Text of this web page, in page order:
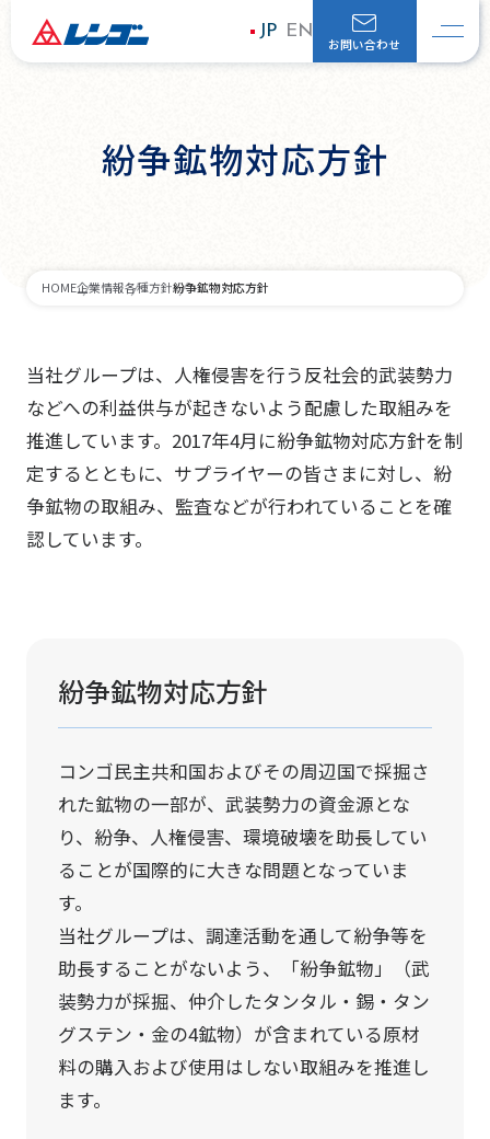
JP EN
お問い合わせ
紛争鉱物対応方針
HOME企業情報各種方針紛争鉱物対応方針
当社グループは、人権侵害を行う反社会的武装勢力
などへの利益供与が起きないよう配慮した取組みを
推進しています。2017年4月に紛争鉱物対応方針を制
定するとともに、サプライヤーの皆さまに対し、紛
争鉱物の取組み、監査などが行われていることを確
認しています。
紛争鉱物対応方針
コンゴ民主共和国およびその周辺国で採掘さ
れた鉱物の一部が、武装勢力の資金源とな
り、紛争、人権侵害、環境破壊を助長してい
ることが国際的に大きな問題となっていま
す。
当社グループは、調達活動を通して紛争等を
助長することがないよう、「紛争鉱物」（武
装勢力が採掘、仲介したタンタル・錫・タン
グステン・金の4鉱物）が含まれている原材
料の購入および使用はしない取組みを推進し
ます。